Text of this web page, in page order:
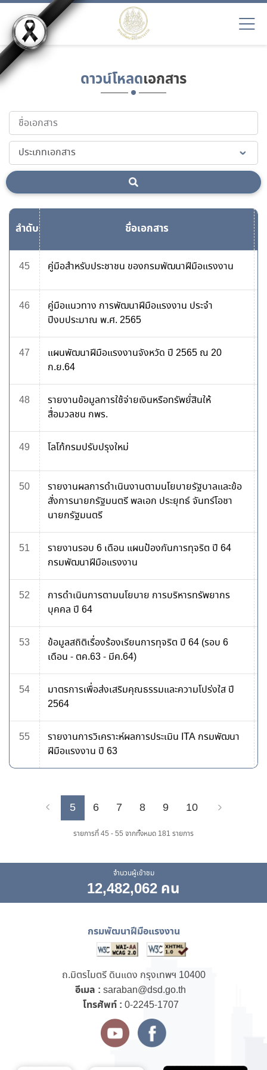
ดาวน์โหลดเอกสาร
ลำดับ ชื่อเอกสาร
45 คู่มือสำหรับประชาชน ของกรมพัฒนาฝีมือแรงงาน
46
คู่มือแนวทาง การพัฒนาฝีมือแรงงาน ประจำ
ปีงบประมาณ พ.ศ. 2565
47
แผนพัฒนาฝีมือแรงงานจังหวัด ปี 2565 ณ 20
ก.ย.64
48
รายงานข้อมูลการใช้จ่ายเงินหรือทรัพยั่สินให้
สื่อมวลชน กพร.
49 โลโก้กรมปรับปรุงใหม่
50
รายงานผลการดำเนินงานตามนโยบายรัฐบาลและข้อ
สั่งการนายกรัฐมนตรี พลเอก ประยุทธ์ จันทร์โอชา
นายกรัฐมนตรี
51
รายงานรอบ 6 เดือน แผนป้องกันการทุจริต ปี 64
กรมพัฒนาฝีมือแรงงาน
52
การดำเนินการตามนโยบาย การบริหารทรัพยากร
บุคคล ปี 64
53
ข้อมูลสถิติเรื่องร้องเรียนการทุจริต ปี 64 (รอบ 6
เดือน - ตค.63 - มีค.64)
54
มาตรการเพื่อส่งเสริมคุณธรรมและความโปร่งใส ปี
2564
55
รายงานการวิเคราะห์ผลการประเมิน ITA กรมพัฒนา
ฝีมือแรงงาน ปี 63
Previous
5 6 7 8 9 10
รายการที่ 45 - 55 จากทั้งหมด 181 รายการ
จำนวนผู้เข้าชม
12,482,062 คน
กรมพัฒนาฝีมือแรงงาน
ถ.มิตรไมตรี ดินแดง กรุงเทพฯ 10400
อีเมล : saraban@dsd.go.th
โทรศัพท์ : 0-2245-1707